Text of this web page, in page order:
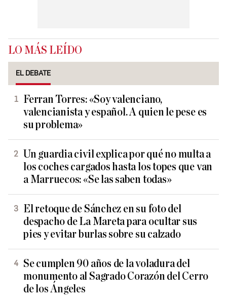
LO MÁS LEÍDO
EL DEBATE
Ferran Torres: «Soy valenciano,
valencianista y español. A quien le pese es
su problema»
Un guardia civil explica por qué no multa a
los coches cargados hasta los topes que van
a Marruecos: «Se las saben todas»
El retoque de Sánchez en su foto del
despacho de La Mareta para ocultar sus
pies y evitar burlas sobre su calzado
Se cumplen 90 años de la voladura del
monumento al Sagrado Corazón del Cerro
de los Ángeles